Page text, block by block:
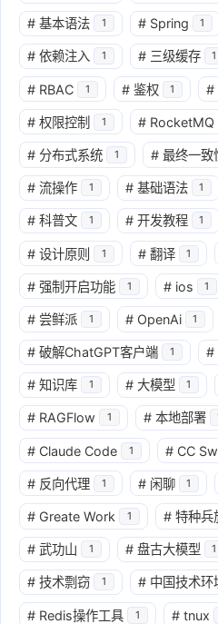
# 基本语法 1 # Spring 1
# 依赖注入 1 # 三级缓存 1
# RBAC 1 # 鉴权 1 #
# 权限控制 1 # RocketMQ
# 分布式系统 1 # 最终一致
# 流操作 1 # 基础语法 1
# 科普文 1 # 开发教程 1
# 设计原则 1 # 翻译 1
# 强制开启功能 1 # ios 1
# 尝鲜派 1 # OpenAi 1
# 破解ChatGPT客户端 1 #
# 知识库 1 # 大模型 1
# RAGFlow 1 # 本地部署
# Claude Code 1 # CC
# 反向代理 1 # 闲聊 1
# Greate Work 1 # 特种兵
# 武功山 1 # 盘古大模型 1
# 技术剽窃 1 # 中国技术环
# Redis操作工具 1 # tnux